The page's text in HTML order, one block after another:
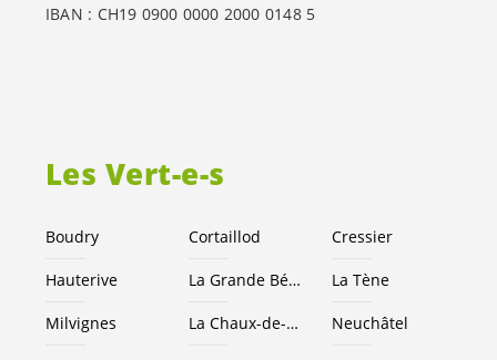
Les Vert-e-s
Boudry Cortaillod Cressier
Hauterive La Grande Béroche La Tène
Milvignes La Chaux-de-Fonds Neuchâtel
IBAN : CH19 0900 0000 2000 0148 5